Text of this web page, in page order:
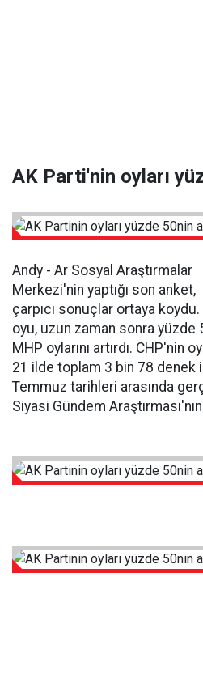
AK Parti'nin oyları
Andy - Ar Sosyal Araştırmalar
Merkezi'nin yaptığı son anket,
çarpıcı sonuçlar ortaya
oyu, uzun zaman sonra yüzde
MHP oylarını artırdı. CHP'nin
21 ilde toplam 3 bin 78 denek
Temmuz tarihleri arasında
Siyasi Gündem